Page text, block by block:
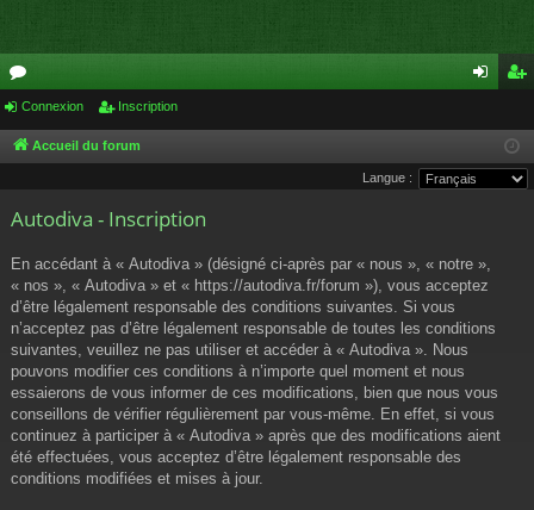
or
u
s
cri
pti
Connexion Inscription
Accueil du forum
Langue :
Autodiva - Inscription
En accédant à « Autodiva » (désigné ci-après par « nous », « notre »,
« nos », « Autodiva » et « https://autodiva.fr/forum »), vous acceptez
d’être légalement responsable des conditions suivantes. Si vous
n’acceptez pas d’être légalement responsable de toutes les conditions
suivantes, veuillez ne pas utiliser et accéder à « Autodiva ». Nous
pouvons modifier ces conditions à n’importe quel moment et nous
essaierons de vous informer de ces modifications, bien que nous vous
conseillons de vérifier régulièrement par vous-même. En effet, si vous
continuez à participer à « Autodiva » après que des modifications aient
été effectuées, vous acceptez d’être légalement responsable des
conditions modifiées et mises à jour.